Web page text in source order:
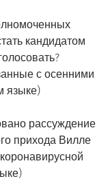
кандидатом
с осенними
языке)
рассуждение
прихода Вилле